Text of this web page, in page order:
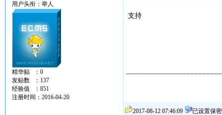
用户头衔：举人
精华贴 ：0
发贴数 ：137
经验值 ：851
注册时间：2016-04-20
支持
2017-08-12 07:46:09 已设置保密